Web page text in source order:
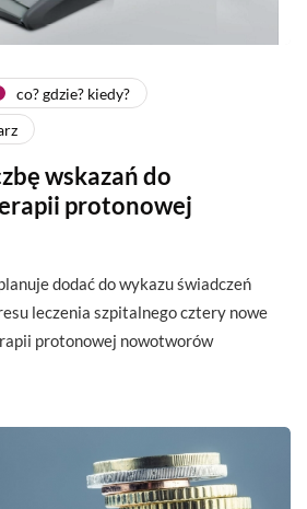
co? gdzie? kiedy?
wskazań do
protonowej
dodać do wykazu świadczeń
leczenia szpitalnego cztery nowe
protonowej nowotworów